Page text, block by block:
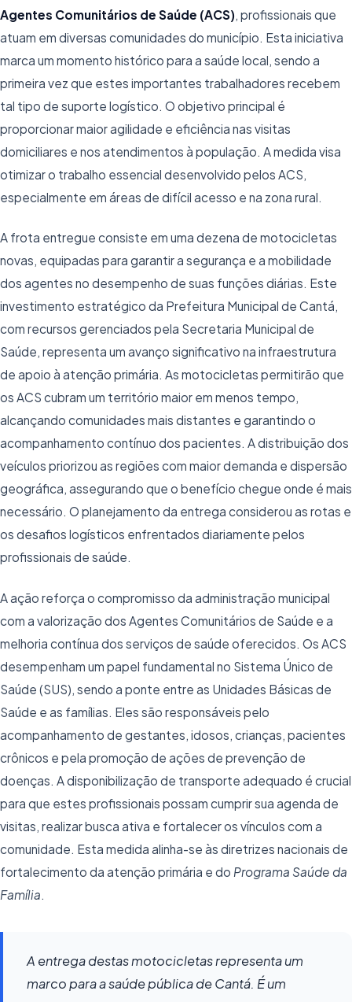
Agentes Comunitários de Saúde (ACS), profissionais que
atuam em diversas comunidades do município. Esta iniciativa
marca um momento histórico para a saúde local, sendo a
primeira vez que estes importantes trabalhadores recebem
tal tipo de suporte logístico. O objetivo principal é
proporcionar maior agilidade e eficiência nas visitas
domiciliares e nos atendimentos à população. A medida visa
otimizar o trabalho essencial desenvolvido pelos ACS,
especialmente em áreas de difícil acesso e na zona rural.
A frota entregue consiste em uma dezena de motocicletas
novas, equipadas para garantir a segurança e a mobilidade
dos agentes no desempenho de suas funções diárias. Este
investimento estratégico da Prefeitura Municipal de Cantá,
com recursos gerenciados pela Secretaria Municipal de
Saúde, representa um avanço significativo na infraestrutura
de apoio à atenção primária. As motocicletas permitirão que
os ACS cubram um território maior em menos tempo,
alcançando comunidades mais distantes e garantindo o
acompanhamento contínuo dos pacientes. A distribuição dos
veículos priorizou as regiões com maior demanda e dispersão
geográfica, assegurando que o benefício chegue onde é mais
necessário. O planejamento da entrega considerou as rotas e
os desafios logísticos enfrentados diariamente pelos
profissionais de saúde.
A ação reforça o compromisso da administração municipal
com a valorização dos Agentes Comunitários de Saúde e a
melhoria contínua dos serviços de saúde oferecidos. Os ACS
desempenham um papel fundamental no Sistema Único de
Saúde (SUS), sendo a ponte entre as Unidades Básicas de
Saúde e as famílias. Eles são responsáveis pelo
acompanhamento de gestantes, idosos, crianças, pacientes
crônicos e pela promoção de ações de prevenção de
doenças. A disponibilização de transporte adequado é crucial
para que estes profissionais possam cumprir sua agenda de
visitas, realizar busca ativa e fortalecer os vínculos com a
comunidade. Esta medida alinha-se às diretrizes nacionais de
fortalecimento da atenção primária e do Programa Saúde da
Família.
A entrega destas motocicletas representa um
marco para a saúde pública de Cantá. É um